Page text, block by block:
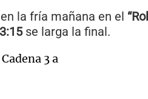
la fría mañana en el
se larga la final.
3 a